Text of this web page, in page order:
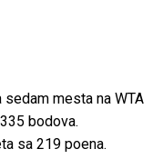
mesta na WTA
bodova.
sa 219 poena.